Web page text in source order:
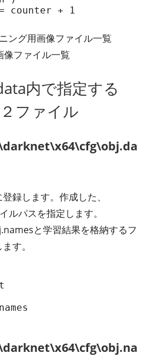
= counter + 1
グ用画像ファイル一覧
ファイル一覧
内で指定する
ファイル
録します。作成した、
パスを指定します。
と学習結果を格納するフ
す。